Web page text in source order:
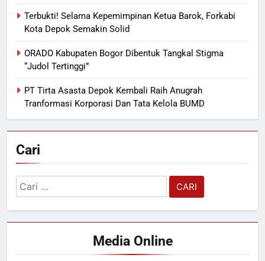
Terbukti! Selama Kepemimpinan Ketua Barok, Forkabi
Kota Depok Semakin Solid
ORADO Kabupaten Bogor Dibentuk Tangkal Stigma
“Judol Tertinggi”
PT Tirta Asasta Depok Kembali Raih Anugrah
Tranformasi Korporasi Dan Tata Kelola BUMD
Cari
Cari
untuk:
Media Online